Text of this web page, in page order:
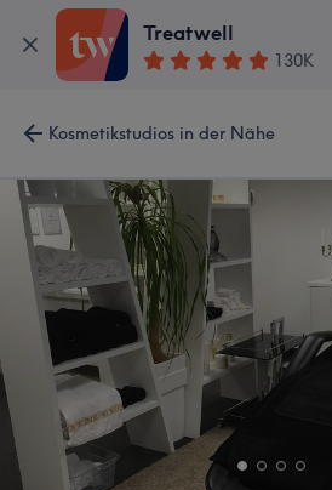
Treatwell
130K
Kosmetikstudios in der Nähe